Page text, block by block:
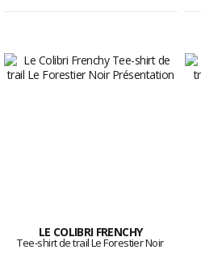
LE COLIBRI FRENCHY
Tee-shirt de trail Le Forestier Noir